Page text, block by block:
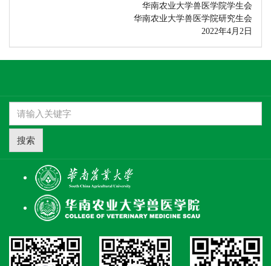
华南农业大学兽医学院学生会
华南农业大学兽医学院研究生会
2022年4月 2 日
搜索